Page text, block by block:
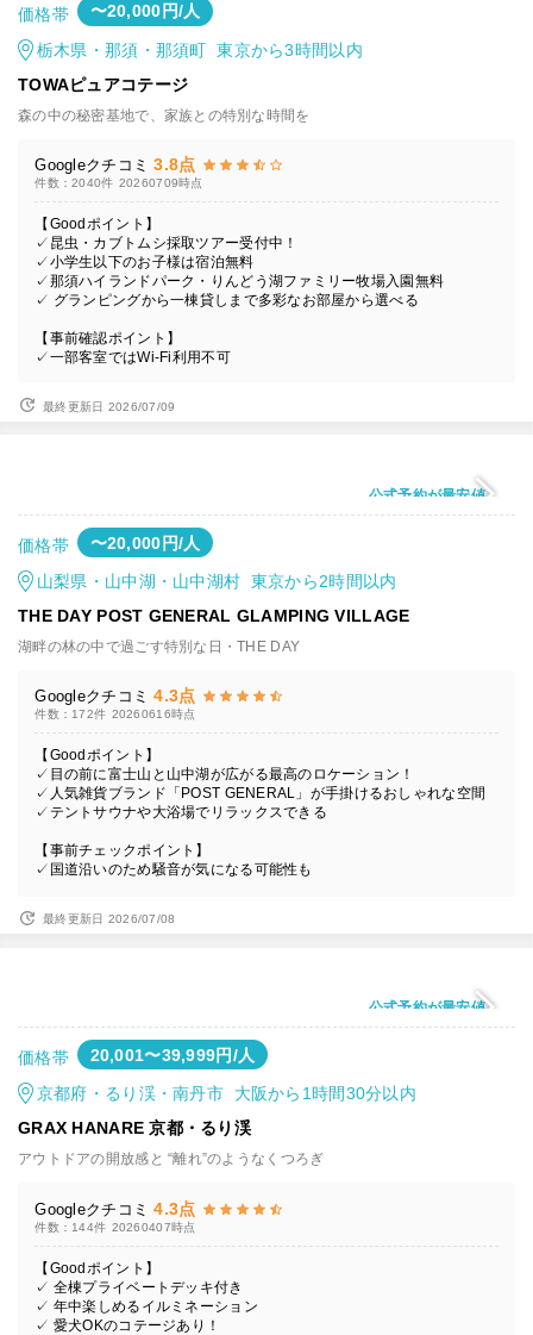
価格帯 〜20,000円/人
栃木県・那須・那須町 東京から3時間以内
TOWAピュアコテージ
森の中の秘密基地で、家族との特別な時間を
Googleクチコミ 3.8点
件数：2040件 20260709時点
【Goodポイント】
✓昆虫・カブトムシ採取ツアー受付中！
✓小学生以下のお子様は宿泊無料
✓那須ハイランドパーク・りんどう湖ファミリー牧場入園無料
✓ グランピングから一棟貸しまで多彩なお部屋から選べる
【事前確認ポイント】
✓一部客室ではWi-Fi利用不可
最終更新日 2026/07/09
公式予約が最安値
価格帯 〜20,000円/人
山梨県・山中湖・山中湖村 東京から2時間以内
THE DAY POST GENERAL GLAMPING VILLAGE
湖畔の林の中で過ごす特別な日・THE DAY
Googleクチコミ 4.3点
件数：172件 20260616時点
【Goodポイント】
✓目の前に富士山と山中湖が広がる最高のロケーション！
✓人気雑貨ブランド「POST GENERAL」が手掛けるおしゃれな空間
✓テントサウナや大浴場でリラックスできる
【事前チェックポイント】
✓国道沿いのため騒音が気になる可能性も
最終更新日 2026/07/08
公式予約が最安値
価格帯 20,001〜39,999円/人
京都府・るり渓・南丹市 大阪から1時間30分以内
GRAX HANARE 京都・るり渓
アウトドアの開放感と “離れ”のようなくつろぎ
Googleクチコミ 4.3点
件数：144件 20260407時点
【Goodポイント】
✓ 全棟プライベートデッキ付き
✓ 年中楽しめるイルミネーション
✓ 愛犬OKのコテージあり！